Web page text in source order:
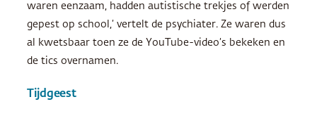
waren eenzaam, hadden autistische trekjes of werden
gepest op school,’ vertelt de psychiater. Ze waren dus
al kwetsbaar toen ze de YouTube-video’s bekeken en
de tics overnamen.
Tijdgeest